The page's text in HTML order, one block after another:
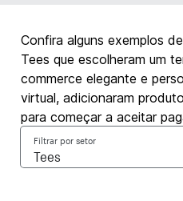
Confira alguns exemplos
Tees que escolheram um
commerce elegante e
virtual, adicionaram
para começar a aceitar
Filtrar por setor